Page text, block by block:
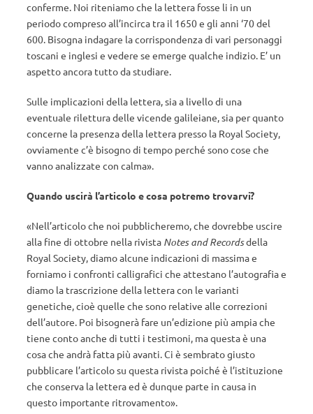
conferme. Noi riteniamo che la lettera fosse li in un
periodo compreso all’incirca tra il 1650 e gli anni ‘70 del
600. Bisogna indagare la corrispondenza di vari personaggi
toscani e inglesi e vedere se emerge qualche indizio. E’ un
aspetto ancora tutto da studiare.
Sulle implicazioni della lettera, sia a livello di una
eventuale rilettura delle vicende galileiane, sia per quanto
concerne la presenza della lettera presso la Royal Society,
ovviamente c’è bisogno di tempo perché sono cose che
vanno analizzate con calma».
Quando uscirà l’articolo e cosa potremo trovarvi?
«Nell’articolo che noi pubblicheremo, che dovrebbe uscire
alla fine di ottobre nella rivista Notes and Recordsdella
Royal Society, diamo alcune indicazioni di massima e
forniamo i confronti calligrafici che attestano l’autografia e
diamo la trascrizione della lettera con le varianti
genetiche, cioè quelle che sono relative alle correzioni
dell’autore. Poi bisognerà fare un’edizione più ampia che
tiene conto anche di tutti i testimoni, ma questa è una
cosa che andrà fatta più avanti. Ci è sembrato giusto
pubblicare l’articolo su questa rivista poiché è l’istituzione
che conserva la lettera ed è dunque parte in causa in
questo importante ritrovamento».